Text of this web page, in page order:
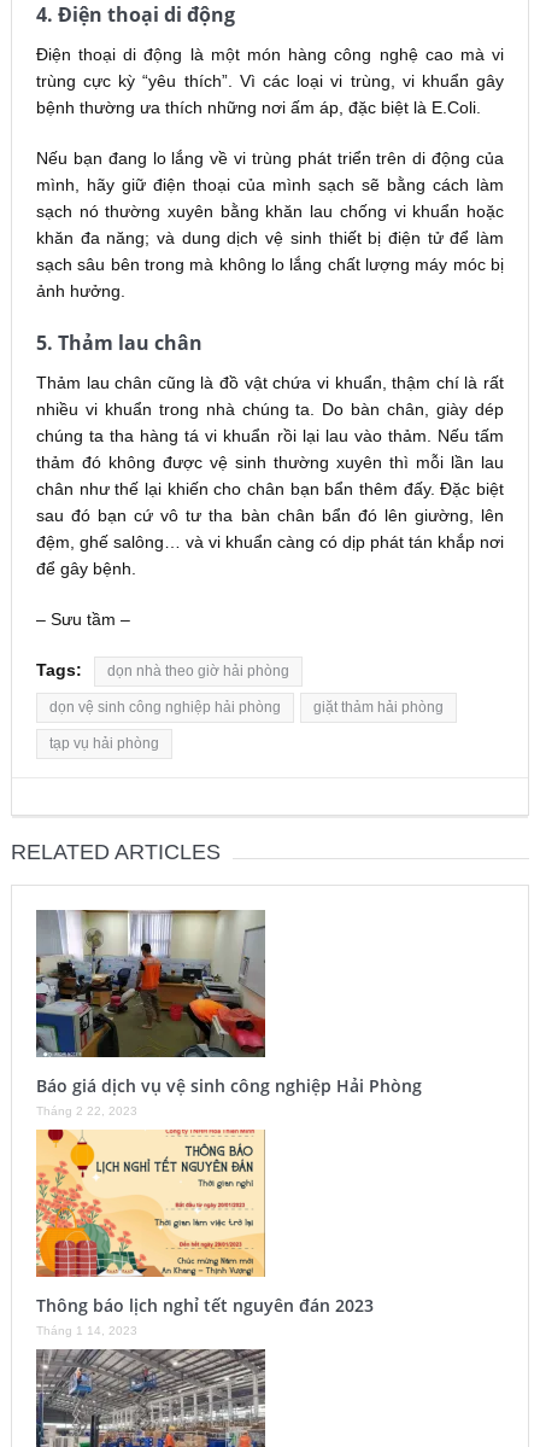
4. Điện thoại di động
Điện thoại di động là một món hàng công nghệ cao mà vi
trùng cực kỳ “yêu thích”. Vì các loại vi trùng, vi khuẩn gây
bệnh thường ưa thích những nơi ấm áp, đặc biệt là E.Coli.
Nếu bạn đang lo lắng về vi trùng phát triển trên di động của
mình, hãy giữ điện thoại của mình sạch sẽ bằng cách làm
sạch nó thường xuyên bằng khăn lau chống vi khuẩn hoặc
khăn đa năng; và dung dịch vệ sinh thiết bị điện tử để làm
sạch sâu bên trong mà không lo lắng chất lượng máy móc bị
ảnh hưởng.
5. Thảm lau chân
Thảm lau chân cũng là đồ vật chứa vi khuẩn, thậm chí là rất
nhiều vi khuẩn trong nhà chúng ta. Do bàn chân, giày dép
chúng ta tha hàng tá vi khuẩn rồi lại lau vào thảm. Nếu tấm
thảm đó không được vệ sinh thường xuyên thì mỗi lần lau
chân như thế lại khiến cho chân bạn bẩn thêm đấy. Đặc biệt
sau đó bạn cứ vô tư tha bàn chân bẩn đó lên giường, lên
đệm, ghế salông… và vi khuẩn càng có dịp phát tán khắp nơi
để gây bệnh.
– Sưu tầm –
Tags: dọn nhà theo giờ hải phòng
dọn vệ sinh công nghiệp hải phòng giặt thảm hải phòng
tạp vụ hải phòng
RELATED ARTICLES
Báo giá dịch vụ vệ sinh công nghiệp Hải Phòng
Tháng 2 22, 2023
Thông báo lịch nghỉ tết nguyên đán 2023
Tháng 1 14, 2023